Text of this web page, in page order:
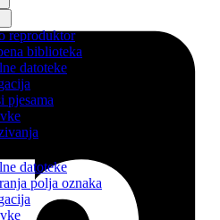
reproduktor
biblioteka
datoteke
pjesama
datoteke
polja oznaka